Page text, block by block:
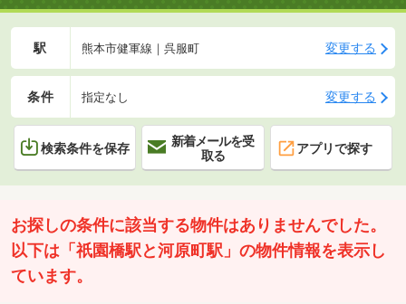
駅 熊本市健軍線｜呉服町 変更する
条件 指定なし 変更する
検索条件を保存
新着メールを受
取る
アプリで探す
お探しの条件に該当する物件はありませんでした。
以下は「祇園橋駅と河原町駅」の物件情報を表示し
ています。